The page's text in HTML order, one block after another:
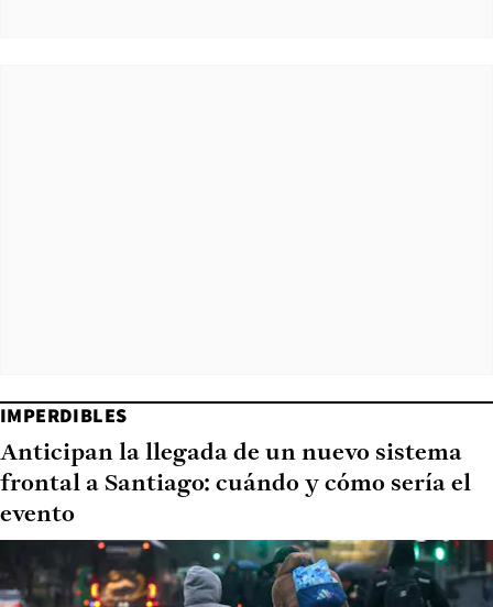
IMPERDIBLES
Anticipan la llegada de un nuevo sistema
frontal a Santiago: cuándo y cómo sería el
evento